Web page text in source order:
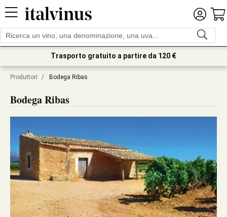
Trasporto gratuito a partire da 120 €
Produttori / Bodega Ribas
Bodega Ribas